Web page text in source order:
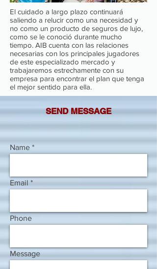
El cuidado a largo plazo continuará
saliendo a relucir como una necesidad y
no como un producto de seguros de lujo,
como se le conoció durante mucho
tiempo. AIB cuenta con las relaciones
necesarias con los principales jugadores
de este especializado mercado y
trabajaremos estrechamente con su
empresa para encontrar el plan que tenga
el mejor sentido para ella.
SEND MESSAGE
Name
Email
Phone
Message